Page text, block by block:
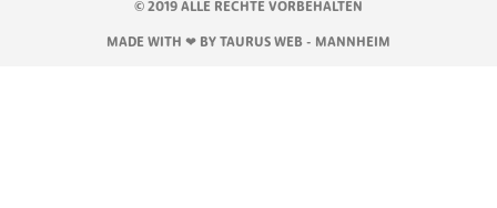
© 2019 ALLE RECHTE VORBEHALTEN
MADE WITH ❤ BY TAURUS WEB - MANNHEIM